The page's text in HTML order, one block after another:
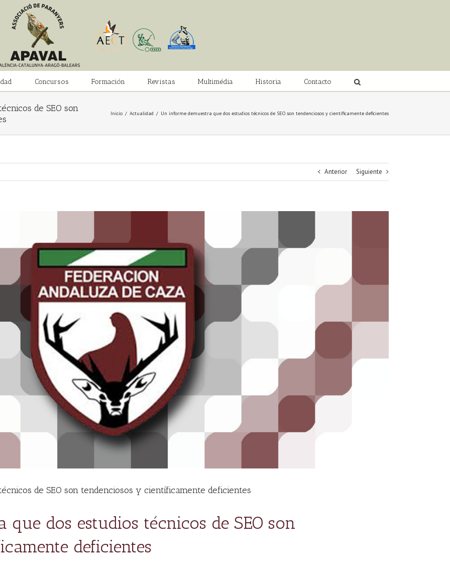
Concursos Formación Revistas Multimédia Historia Contacto
de SEO son
Inicio / Actualidad / Un informe demuestra que dos estudios técnicos de SEO son tendenciosos y científicamente deficientes
Anterior Siguiente
de SEO son tendenciosos y científicamente deficientes
dos estudios técnicos de SEO son
deficientes